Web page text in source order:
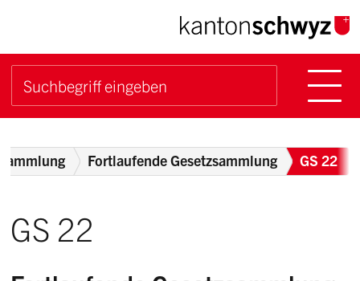
Navigieren im Kanton
Schnellnavigation
Suchbegriff
Breadcrumb
Fortlaufende Gesetzsammlung GS 22
GS 22